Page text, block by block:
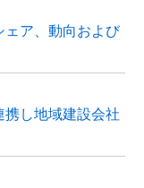
ェア、動向および
し地域建設会社